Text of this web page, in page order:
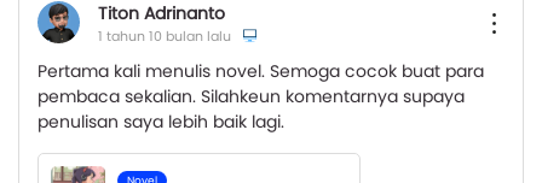
Titon Adrinanto
1 tahun 10 bulan lalu
Pertama kali menulis novel. Semoga cocok buat para
pembaca sekalian. Silahkeun komentarnya supaya
penulisan saya lebih baik lagi.